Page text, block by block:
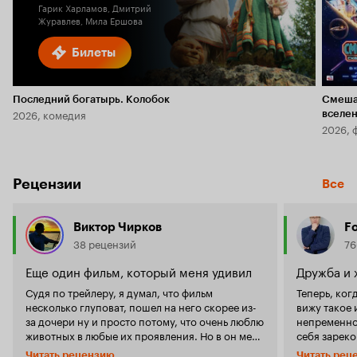
Билеты
Гарик Харламов, Дмитрий
Журавлев, Мила Ершова
Последний богатырь. Колобок
2026, комедия
2026,
Рецензии Все
Виктор Чирков
38 рецензий
Еще один фильм, который меня удивил
Судя по трейлеру, я думал, что фильм
несколько глуповат, пошел на него скорее из-
за дочери ну и просто потому, что очень люблю
животных в любые их проявления. Но в он меня
приятно удивил. Просмотр фильм принес
Дружба и
Теперь,
вижу
себя
режиссёр,